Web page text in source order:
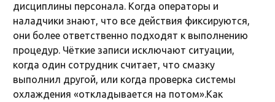
дисциплины персонала. Когда операторы и
наладчики знают, что все действия фиксируются,
они более ответственно подходят к выполнению
процедур. Чёткие записи исключают ситуации,
когда один сотрудник считает, что смазку
выполнил другой, или когда проверка системы
охлаждения «откладывается на потом».Как